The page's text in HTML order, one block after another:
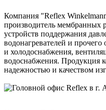
Компания "Reflex
производитель мембранных
устройств поддержания
водонагревателей и
и холодоснабжения,
водоснабжения. Продукция
надежностью и качеством